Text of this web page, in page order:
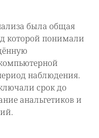
была общая
которой понимали
наблюдения.
срок до
анальгетиков и